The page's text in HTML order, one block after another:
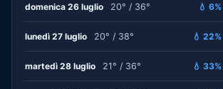
domenica 26 luglio 20° / 36° 💧 6%
lunedì 27 luglio 20° / 38° 💧 22%
martedì 28 luglio 21° / 36° 💧 33%